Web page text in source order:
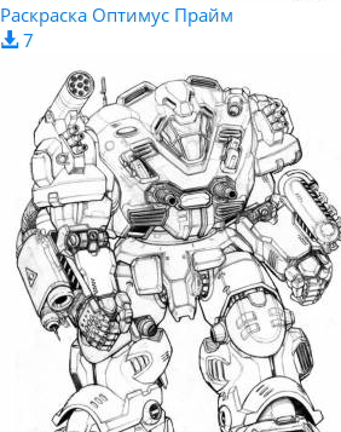
Раскраска Оптимус Прайм
7